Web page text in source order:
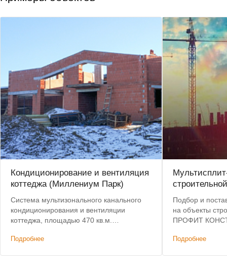
Кондиционирование и вентиляция
коттеджа (Миллениум Парк)
Система мультизонального канального
кондиционирования и вентиляции
коттеджа, площадью 470 кв.м.
Подробнее
Подбор и
на объекты
ПРОФИТ
на
Подробнее